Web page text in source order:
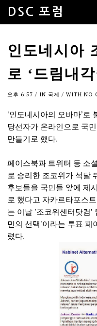
DSC 포럼
인도네시아
로 ‘드림내
오후 6:57 / IN 국제 / WITH NO
‘인도네시아의 오바마’로
당선자가 온라인으로 국
만들기로 했다.
페이스북과 트위터 등 소
로 승리한 조코위가 석달
후보들을 국민들 앞에 제
로 했다고 자카르타포스
는 이날 ’조코위센터닷컴
민의 선택’이라는 투표
렸다.